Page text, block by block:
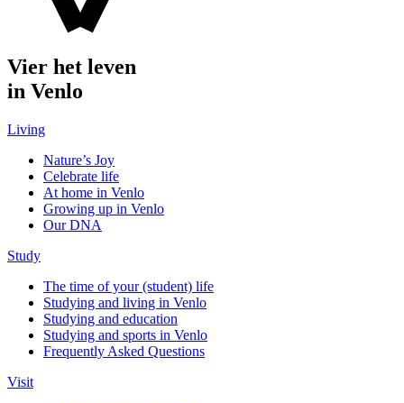
Vier het leven
in Venlo
Living
Nature’s Joy
Celebrate life
At home in Venlo
Growing up in Venlo
Our DNA
Study
The time of your (student) life
Studying and living in Venlo
Studying and education
Studying and sports in Venlo
Frequently Asked Questions
Visit